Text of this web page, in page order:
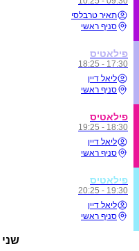
תאיר טרבלסי
סניף ראשי
פילאטיס
17:30 - 18:25
ליאל דיין
סניף ראשי
פילאטיס
18:30 - 19:25
ליאל דיין
סניף ראשי
פילאטיס
19:30 - 20:25
ליאל דיין
סניף ראשי
שני